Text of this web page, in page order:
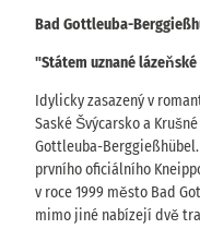
Bad Gottleuba-
"Státem uznané
Idylicky zasazený v
Saské Švýcarsko a
Gottleuba-
prvního oficiálního
v roce 1999 město Bad
mimo jiné nabízejí dvě